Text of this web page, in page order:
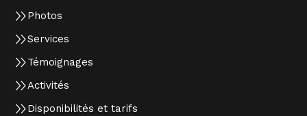
Photos
Services
Témoignages
Activités
Disponibilités et tarifs